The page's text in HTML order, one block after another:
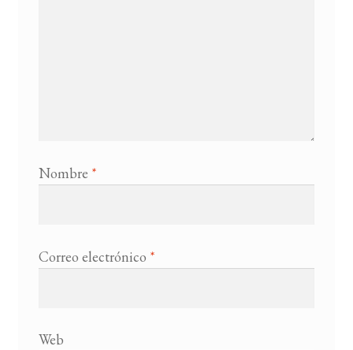
Nombre *
Correo electrónico *
Web